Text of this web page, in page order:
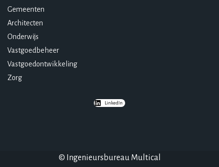
Gemeenten
Architecten
Onderwijs
Vastgoedbeheer
Vastgoedontwikkeling
Zorg
LinkedIn
© Ingenieursbureau Multical